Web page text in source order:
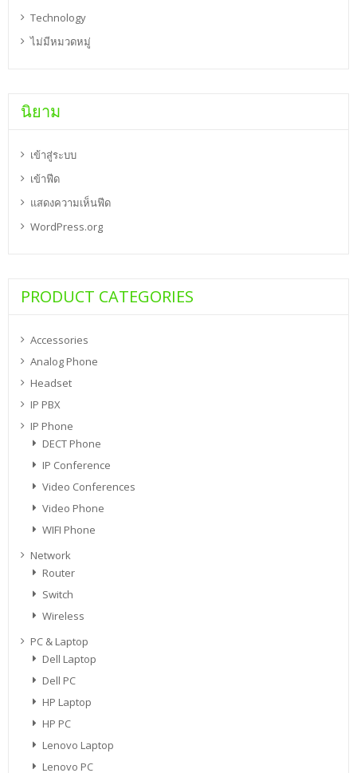
Technology
ไม่มีหมวดหมู่
นิยาม
เข้าสู่ระบบ
เข้าฟีด
แสดงความเห็นฟีด
WordPress.org
PRODUCT CATEGORIES
Accessories
Analog Phone
Headset
IP PBX
IP Phone
DECT Phone
IP Conference
Video Conferences
Video Phone
WIFI Phone
Network
Router
Switch
Wireless
PC & Laptop
Dell Laptop
Dell PC
HP Laptop
HP PC
Lenovo Laptop
Lenovo PC